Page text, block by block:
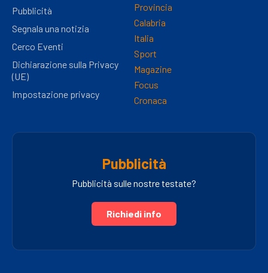
Pubblicità
Segnala una notizia
Cerco Eventi
Dichiarazione sulla Privacy
(UE)
Impostazione privacy
Provincia
Calabria
Italia
Sport
Magazine
Focus
Cronaca
Pubblicità
Pubblicità sulle nostre testate?
Richiedi info